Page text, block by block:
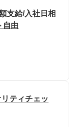
支給/入社日相
自由
ティチェッ